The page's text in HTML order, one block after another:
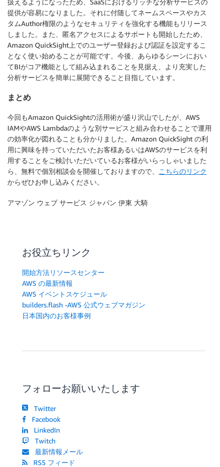
扱えるようになったため、SaaSにおけるリッチな分析サービスの
提供が容易になりました。それに付随してネームスペースやカス
タムAuthor権限のようなセキュリティを強化する機能もリリース
しました。また、匿名アクセスによるサポートも開始したため、
Amazon QuickSight上でのユーザー登録および認証を設定するこ
となく使い始めることが可能です。今後、あらゆるシーンにおい
てBIがコア機能として組み込まれることを見据え、より充実した
分析サービスを簡単に展開できること目指しています。
まとめ
今回もAmazon QuickSightの活用術が盛り沢山でしたが、AWS
IAMやAWS Lambdaのような別サービスと組み合わせることで運用
の効率化が図れることも分かりました。Amazon QuickSight の利
用に興味を持っていただいたお客様あるいはAWSのサービスを利
用することをご検討いただいているお客様がいらっしゃいました
ら、無料で個別相談会を開催しておりますので、
こちらのリンク
からぜひお申し込みください。
アマゾン ウェブ サービス ジャパン 伊東 大騎
お役立ちリンク
開始方法リソースセンター
AWS の最新情報
AWS イベントスケジュール
builders.flash -AWS 公式ウェブマガジン
日本国内のお客様事例
フォローお願いいたします
Twitter
Facebook
LinkedIn
Twitch
最新情報メール
RSS フィード